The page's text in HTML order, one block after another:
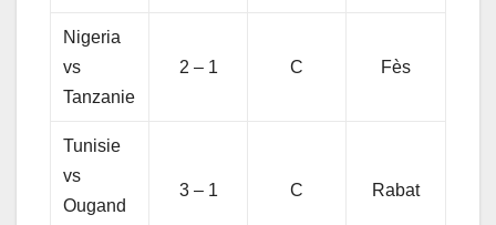
Nigeria
vs
Tanzanie
2 – 1 C Fès
Tunisie
vs
Ougand
3 – 1 C Rabat